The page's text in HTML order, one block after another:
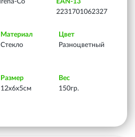
Irena-Co
EAN-13
2231701062327
Материал
Стекло
Цвет
Разноцветный
Размер
12х6х5см
Вес
150гр.